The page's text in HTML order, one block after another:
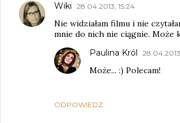
Wiki 28.04.2013, 15:24
Nie widziałam filmu i nie
mnie do nich nie ciągnie. Może
ODPOWIEDZ
Paulina Król
Może... :) Polecam!